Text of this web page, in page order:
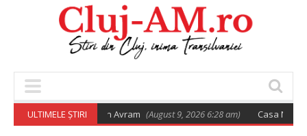
ULTIMELE ȘTIRI
cu Preotul Ioan Avram (August 9, 2026 6:28 am) Casa Nationala